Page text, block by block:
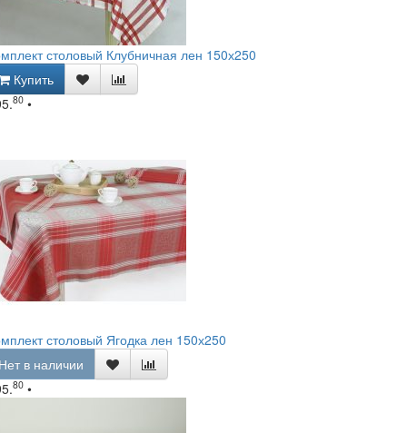
столовый Клубничная лен 150х250
Купить
80 •
столовый Ягодка лен 150х250
в наличии
80 •